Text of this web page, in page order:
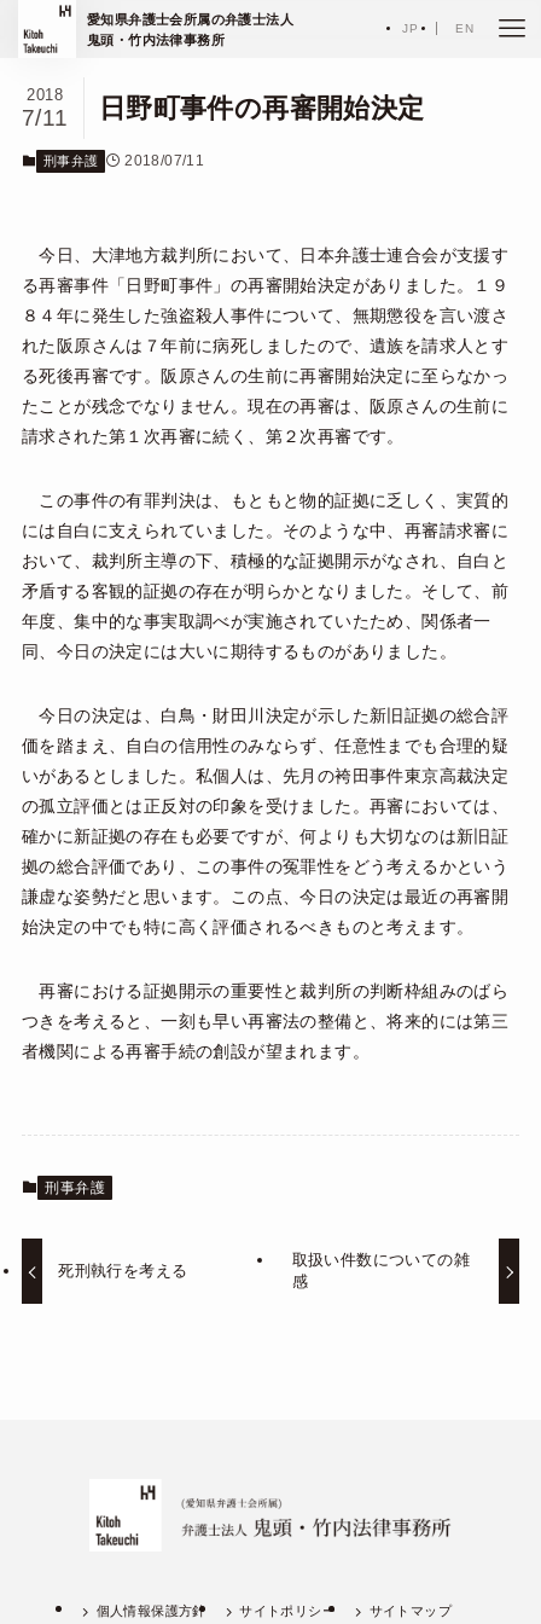
愛知県弁護士会所属の弁護士法人
鬼頭・竹内法律事務所
JP EN
ホーム エッセイ 刑事弁護
日野町事件の再審開始決定
2018
7/11
刑事弁護 2018/07/11
今日、大津地方裁判所において、日本弁護士連合会が支援す
る再審事件「日野町事件」の再審開始決定がありました。１９
８４年に発生した強盗殺人事件について、無期懲役を言い渡さ
れた阪原さんは７年前に病死しましたので、遺族を請求人とす
る死後再審です。阪原さんの生前に再審開始決定に至らなかっ
たことが残念でなりません。現在の再審は、阪原さんの生前に
請求された第１次再審に続く、第２次再審です。
この事件の有罪判決は、もともと物的証拠に乏しく、実質的
には自白に支えられていました。そのような中、再審請求審に
おいて、裁判所主導の下、積極的な証拠開示がなされ、自白と
矛盾する客観的証拠の存在が明らかとなりました。そして、前
年度、集中的な事実取調べが実施されていたため、関係者一
同、今日の決定には大いに期待するものがありました。
今日の決定は、白鳥・財田川決定が示した新旧証拠の総合評
価を踏まえ、自白の信用性のみならず、任意性までも合理的疑
いがあるとしました。私個人は、先月の袴田事件東京高裁決定
の孤立評価とは正反対の印象を受けました。再審においては、
確かに新証拠の存在も必要ですが、何よりも大切なのは新旧証
拠の総合評価であり、この事件の冤罪性をどう考えるかという
謙虚な姿勢だと思います。この点、今日の決定は最近の再審開
始決定の中でも特に高く評価されるべきものと考えます。
再審における証拠開示の重要性と裁判所の判断枠組みのばら
つきを考えると、一刻も早い再審法の整備と、将来的には第三
者機関による再審手続の創設が望まれます。
刑事弁護
死刑執行を考える
取扱い件数についての雑
感
個人情報保護方針 サイトポリシー サイトマップ